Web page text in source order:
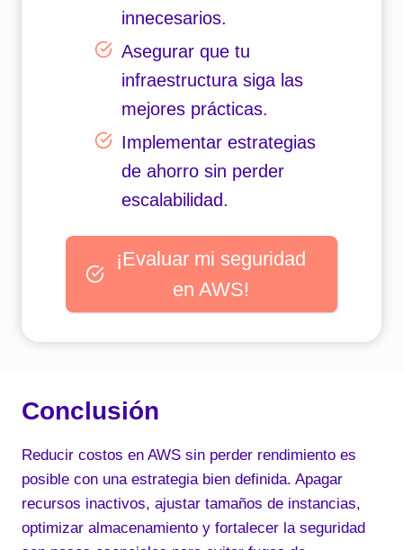
innecesarios.
Asegurar que tu
infraestructura siga las
mejores prácticas.
Implementar estrategias
de ahorro sin perder
escalabilidad.
¡Evaluar mi seguridad
en AWS!
Conclusión
Reducir costos en AWS sin perder rendimiento es
posible con una estrategia bien definida. Apagar
recursos inactivos, ajustar tamaños de instancias,
optimizar almacenamiento y fortalecer la seguridad